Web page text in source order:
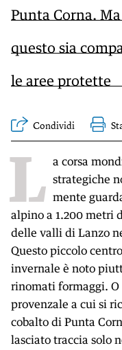
Punta Corna.
questo sia
le aree protette
Condividi
L a corsa
strategiche
mente
alpino a 1.200 metri
delle valli di Lanzo
Questo piccolo
invernale è noto
rinomati formaggi.
provenzale a cui si
cobalto di Punta
lasciato traccia solo